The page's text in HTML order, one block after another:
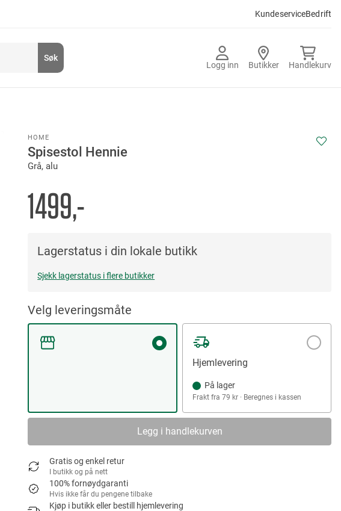
KundeserviceBedrift
Logg inn Butikker Handlekurv
Søk
HOME
Spisestol Hennie
Grå, alu
1499,-
Lagerstatus i din lokale butikk
Sjekk lagerstatus i flere butikker
Velg leveringsmåte
Hjemlevering
På lager
Frakt fra 79 kr · Beregnes i kassen
Legg i handlekurven
Gratis og enkel retur
I butikk og på nett
100% fornøydgaranti
Hvis ikke får du pengene tilbake
Kjøp i butikk eller bestill hjemlevering